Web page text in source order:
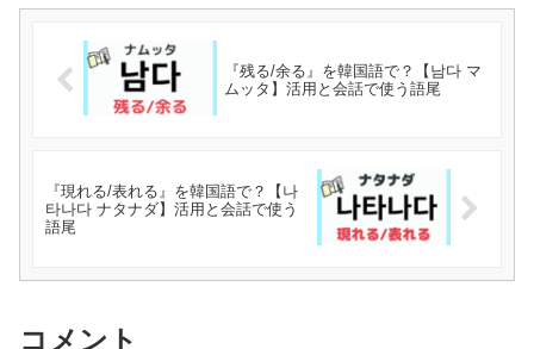
『残る/余る』を韓国語で？【남다 マ
ムッタ】活用と会話で使う語尾
『現れる/表れる』を韓国語で？【나
타나다 ナタナダ】活用と会話で使う
語尾
コメント